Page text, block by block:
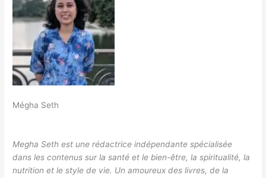
Mégha Seth
Megha Seth est une rédactrice indépendante spécialisée
dans les contenus sur la santé et le bien-être, la spiritualité, la
nutrition et le style de vie. Un amoureux des livres, de la